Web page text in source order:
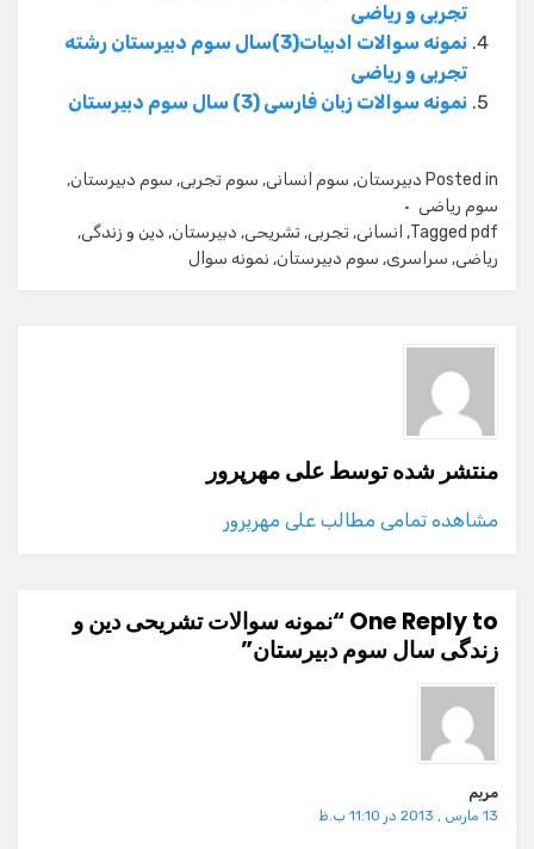
تجربی و ریاضی
نمونه سوالات ادبیات(3)سال سوم دبیرستان رشته
تجربی و ریاضی
نمونه سوالات زبان فارسی (3) سال سوم دبیرستان
Posted in دبیرستان, سوم انسانی, سوم تجربی, سوم دبیرستان,
سوم ریاضی
Tagged pdf
, انسانی, تجربی, تشریحی, دبیرستان, دین و زندگی,
ریاضی, سراسری, سوم دبیرستان, نمونه سوال
منتشر شده توسطعلی مهرپرور
مشاهده تمامی مطالب علی مهرپرور
One Reply to “نمونه سوالات تشریحی دین و
زندگی سال سوم دبیرستان”
مریم
13 مارس , 2013 در 11:10 ب.ظ